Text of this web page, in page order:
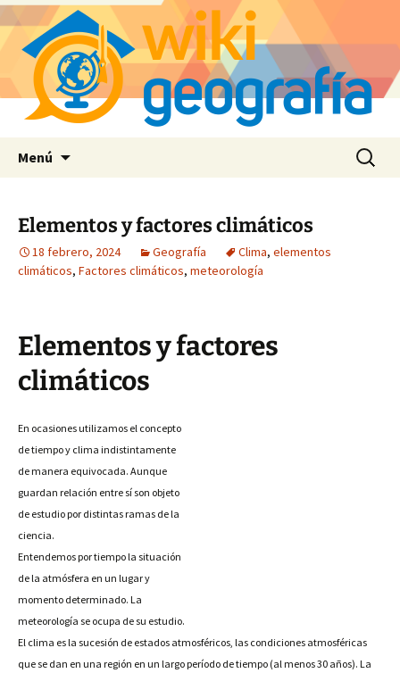
Menú Buscar:
Elementos y factores climáticos
18 febrero, 2024 Geografía Clima, elementos
climáticos, Factores climáticos, meteorología
Elementos y factores
climáticos
En ocasiones utilizamos el concepto
de tiempo y clima indistintamente
de manera equivocada. Aunque
guardan relación entre sí son objeto
de estudio por distintas ramas de la
ciencia.
Entendemos por tiempo la situación
de la atmósfera en un lugar y
momento determinado. La
meteorología se ocupa de su estudio.
El clima es la sucesión de estados atmosféricos, las condiciones atmosféricas
que se dan en una región en un largo período de tiempo (al menos 30 años). La